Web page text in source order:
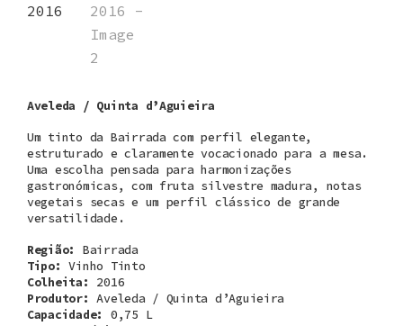
Aveleda / Quinta d’Aguieira
Um tinto da Bairrada com perfil elegante,
estruturado e claramente vocacionado para a mesa.
Uma escolha pensada para harmonizações
gastronómicas, com fruta silvestre madura, notas
vegetais secas e um perfil clássico de grande
versatilidade.
Região:
Bairrada
Tipo: Vinho Tinto
Colheita:
2016
Produtor: Aveleda / Quinta d’Aguieira
Capacidade:
0,75 L